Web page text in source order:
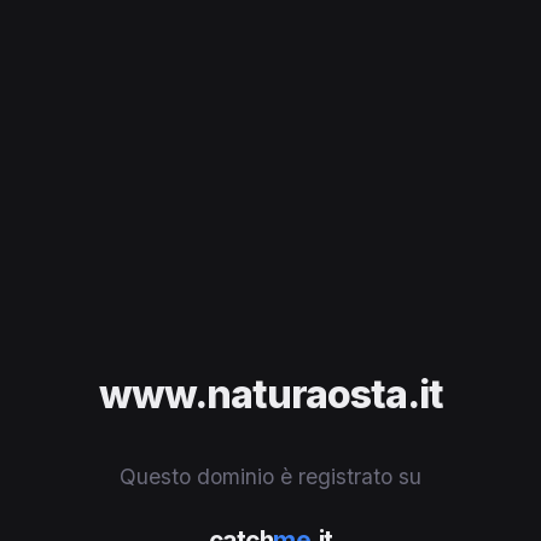
www.naturaosta.it
Questo dominio è registrato su